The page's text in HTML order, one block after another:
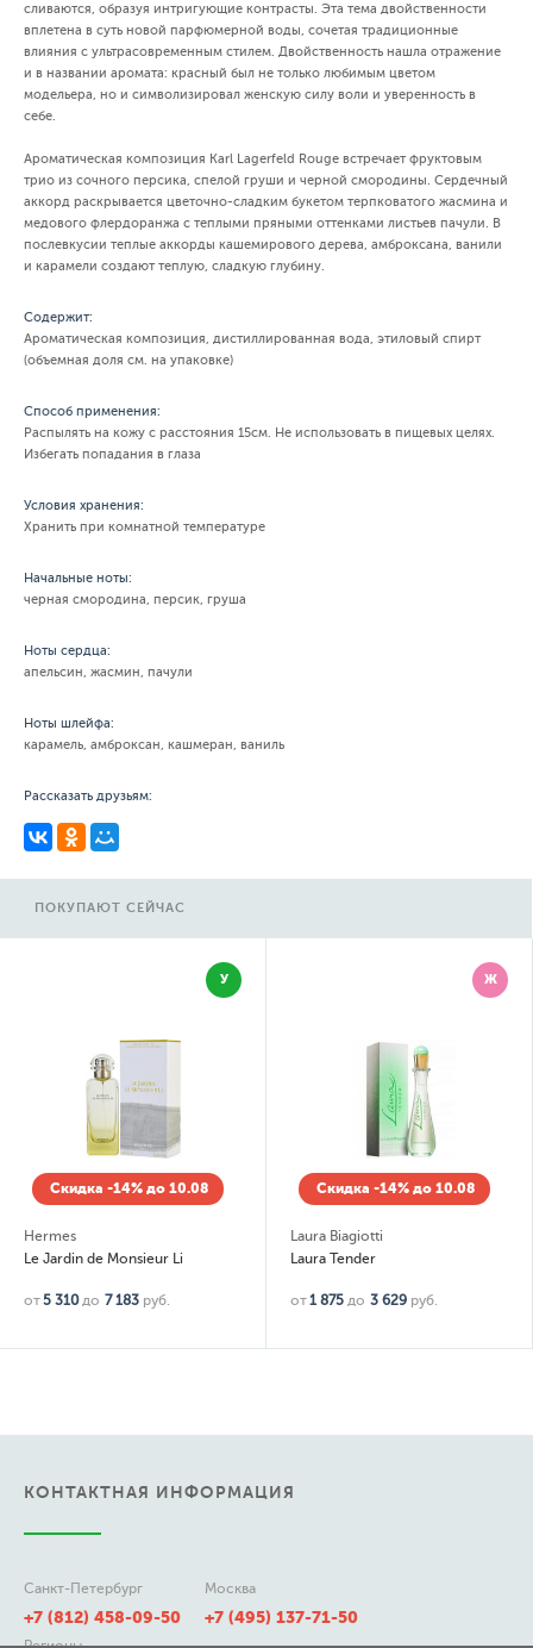
сливаются, образуя интригующие контрасты. Эта тема двойственности
вплетена в суть новой парфюмерной воды, сочетая традиционные
влияния с ультрасовременным стилем. Двойственность нашла отражение
и в названии аромата: красный был не только любимым цветом
модельера, но и символизировал женскую силу воли и уверенность в
себе.
Ароматическая композиция Karl Lagerfeld Rouge встречает фруктовым
трио из сочного персика, спелой груши и черной смородины. Сердечный
аккорд раскрывается цветочно-сладким букетом терпковатого жасмина и
медового флердоранжа с теплыми пряными оттенками листьев пачули. В
послевкусии теплые аккорды кашемирового дерева, амброксана, ванили
и карамели создают теплую, сладкую глубину.
Содержит:
Ароматическая композиция, дистиллированная вода, этиловый спирт
(объемная доля см. на упаковке)
Способ применения:
Распылять на кожу с расстояния 15см. Не использовать в пищевых целях.
Избегать попадания в глаза
Условия хранения:
Хранить при комнатной температуре
Начальные ноты:
черная смородина, персик, груша
Ноты сердца:
апельсин, жасмин, пачули
Ноты шлейфа:
карамель, амброксан, кашмеран, ваниль
Рассказать друзьям:
ПОКУПАЮТ СЕЙЧАС
У
Скидка -14% до 10.08
Hermes
Le Jardin de Monsieur Li
от5 310 до 7 183 руб.
Ж
Скидка -14% до 10.08
Laura Biagiotti
Laura Tender
от1 875 до 3 629 руб.
КОНТАКТНАЯ ИНФОРМАЦИЯ
Санкт-Петербург
+7 (812) 458-09-50
Москва
+7 (495) 137-71-50